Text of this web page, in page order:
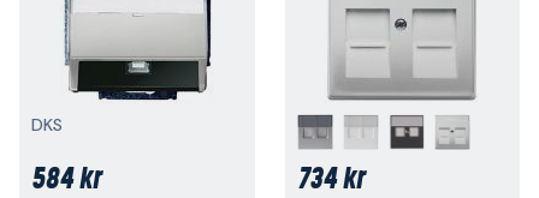
DKS
584 kr 734 kr